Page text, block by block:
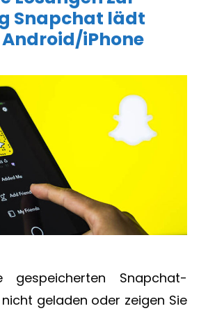
Snapchat lädt
iPhone
gespeicherten Snapchat-
geladen oder zeigen Sie